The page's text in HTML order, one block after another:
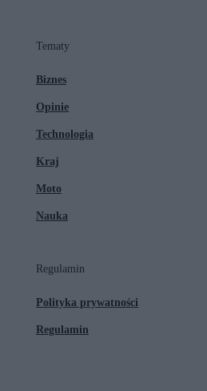
Tematy
Biznes
Opinie
Technologia
Kraj
Moto
Nauka
Regulamin
Polityka prywatności
Regulamin